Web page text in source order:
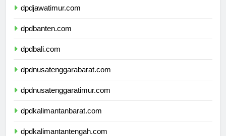
dpdjawatimur.com
dpdbanten.com
dpdbali.com
dpdnusatenggarabarat.com
dpdnusatenggaratimur.com
dpdkalimantanbarat.com
dpdkalimantantengah.com